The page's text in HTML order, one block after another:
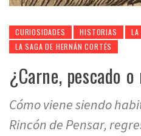
CURIOSIDADES HISTORIAS
LA SAGA DE HERNÁN CORTÉS
¿Carne, pescado
Cómo viene siendo
Rincón de Pensar,